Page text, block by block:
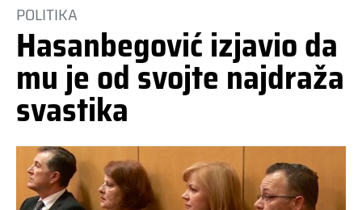
POLITIKA
Hasanbegović izjavio da
mu je od svojte najdraža
svastika